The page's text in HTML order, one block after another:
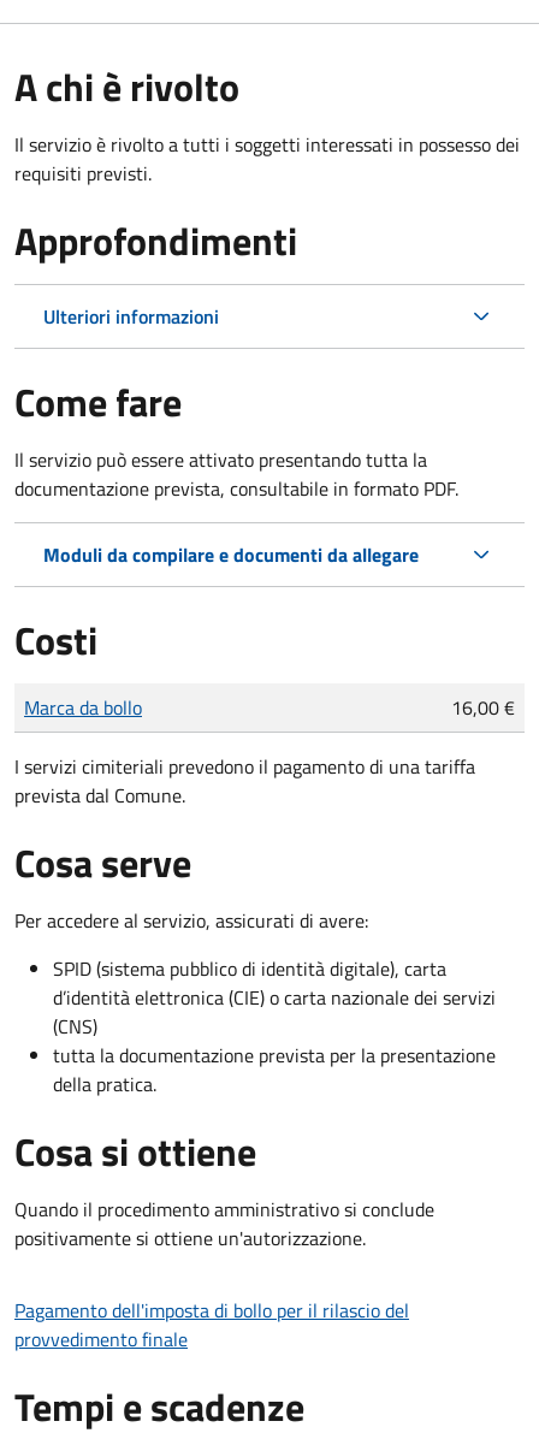
A chi è rivolto
Il servizio è rivolto a tutti i soggetti interessati in possesso dei
requisiti previsti.
Approfondimenti
Ulteriori informazioni
Come fare
Il servizio può essere attivato presentando tutta la
documentazione prevista, consultabile in formato PDF.
Moduli da compilare e documenti da allegare
Costi
Tipo di pagamento
Importo
Marca da bollo 16,00 €
I servizi cimiteriali prevedono il pagamento di una tariffa
prevista dal Comune.
Cosa serve
Per accedere al servizio, assicurati di avere:
SPID (sistema pubblico di identità digitale), carta
d’identità elettronica (CIE) o carta nazionale dei servizi
(CNS)
tutta la documentazione prevista per la presentazione
della pratica.
Cosa si ottiene
Quando il procedimento amministrativo si conclude
positivamente si ottiene un'autorizzazione.
Pagamento dell'imposta di bollo per il rilascio del
provvedimento finale
Tempi e scadenze